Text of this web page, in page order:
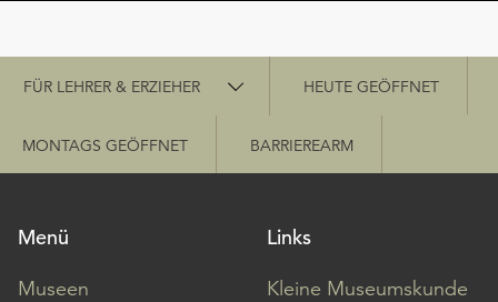
Schnellzugriff
FÜR LEHRER & ERZIEHER HEUTE GEÖFFNET
MONTAGS GEÖFFNET BARRIEREARM
Menü
Museen
Links
Kleine Museumskunde